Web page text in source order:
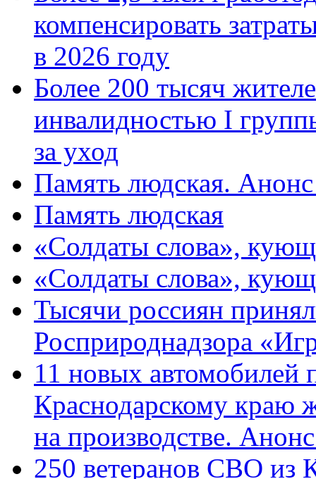
компенсировать
в 2026 году
Более 200 тысяч
инвалидностью I
за уход
Память людская.
Память людская
«Солдаты слова»,
«Солдаты слова»,
Тысячи россиян
Росприроднадзора
11 новых автомобилей
Краснодарскому краю
на производстве.
250 ветеранов СВО из